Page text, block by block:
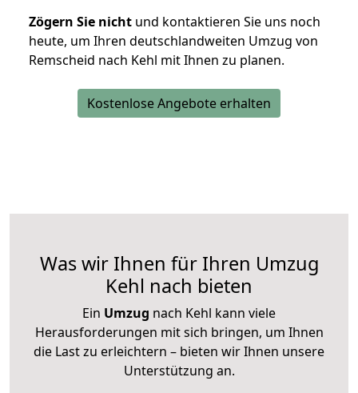
Zögern Sie nicht und kontaktieren Sie uns noch
heute, um Ihren deutschlandweiten Umzug von
Remscheid nach Kehl mit Ihnen zu planen.
Kostenlose Angebote erhalten
Was wir Ihnen für Ihren Umzug
Kehl nach bieten
Ein Umzug nach Kehl kann viele
Herausforderungen mit sich bringen, um Ihnen
die Last zu erleichtern – bieten wir Ihnen unsere
Unterstützung an.